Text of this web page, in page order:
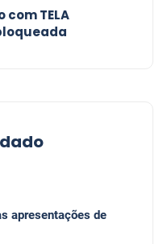
com TELA
apresentações de